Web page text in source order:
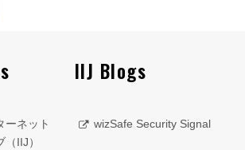
ーネット
IIJ）
IIJ Blogs
wizSafe Security Signal